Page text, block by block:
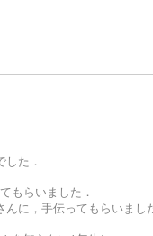
た．
もらいました．
に，手伝ってもらいまし